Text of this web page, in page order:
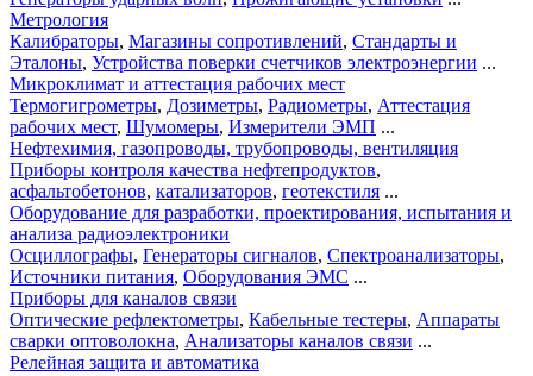
Метрология
Калибраторы, Магазины сопротивлений, Стандарты и
Эталоны, Устройства поверки счетчиков электроэнергии ...
Микроклимат и аттестация рабочих мест
Термогигрометры, Дозиметры, Радиометры, Аттестация
рабочих мест, Шумомеры, Измерители ЭМП ...
Нефтехимия, газопроводы, трубопроводы, вентиляция
Приборы контроля качества нефтепродуктов,
асфальтобетонов, катализаторов, геотекстиля ...
Оборудование для разработки, проектирования, испытания и
анализа радиоэлектроники
Осциллографы, Генераторы сигналов, Спектроанализаторы,
Источники питания, Оборудования ЭМС ...
Приборы для каналов связи
Оптические рефлектометры, Кабельные тестеры, Аппараты
сварки оптоволокна, Анализаторы каналов связи ...
Релейная защита и автоматика